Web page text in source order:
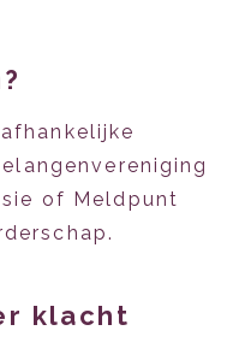
of Meldpunt